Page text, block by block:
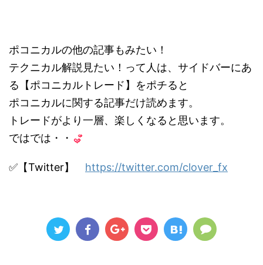
ポコニカルの他の記事もみたい！
テクニカル解説見たい！って人は、サイドバーにあ
る【ポコニカルトレード】をポチると
ポコニカルに関する記事だけ読めます。
トレードがより一層、楽しくなると思います。
ではでは・・
✅【Twitter】 https://twitter.com/clover_fx